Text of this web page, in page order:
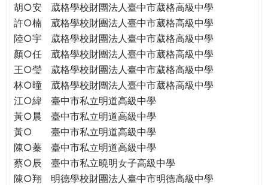
胡○安
葳格學校財團法人臺中市葳格高級中學
許○楠
葳格學校財團法人臺中市葳格高級中學
陸○宇
葳格學校財團法人臺中市葳格高級中學
顏○任
葳格學校財團法人臺中市葳格高級中學
王○瑩
葳格學校財團法人臺中市葳格高級中學
林○曈
葳格學校財團法人臺中市葳格高級中學
江○緯
臺中市私立明道高級中學
黃○晨
臺中市私立明道高級中學
黃○
臺中市私立明道高級中學
陳○蓁
臺中市私立明道高級中學
蔡○辰
臺中市私立曉明女子高級中學
陳○翔
明德學校財團法人臺中市明德高級中學